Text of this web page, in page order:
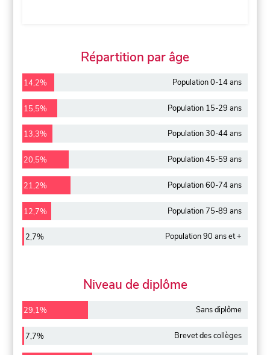
Répartition par âge
14,2% Population 0-14 ans
15,5% Population 15-29 ans
13,3% Population 30-44 ans
20,5% Population 45-59 ans
21,2% Population 60-74 ans
12,7% Population 75-89 ans
2,7% Population 90 ans et +
Niveau de diplôme
29,1% Sans diplôme
7,7% Brevet des collèges